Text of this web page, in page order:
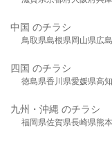
中国 のチラシ
鳥取県島根県岡山県広
四国 のチラシ
徳島県香川県愛媛県高
九州・沖縄 のチラシ
福岡県佐賀県長崎県熊